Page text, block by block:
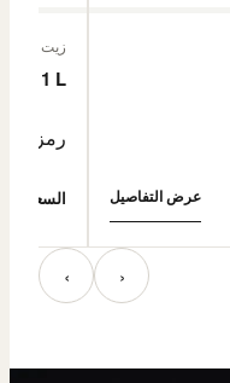
عرض التفاصيل
زيت لأجهزة
· 1 L
رمز
السعر
‹ ›